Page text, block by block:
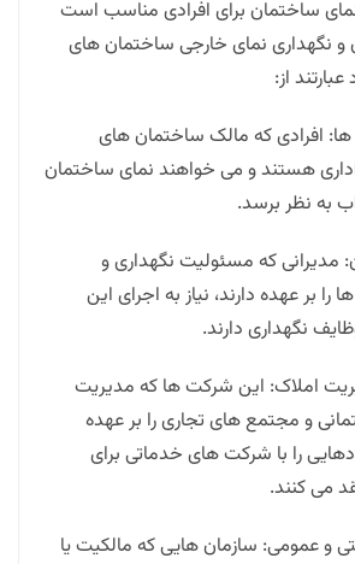
ساختمان برای افرادی مناسب است
و نگهداری نمای خارجی ساختمان های
از:
ها: افرادی که مالک ساختمان های
هستند و می خواهند نمای ساختمان
به نظر برسد.
مدیرانی که مسئولیت نگهداری و
بر عهده دارند، نیاز به اجرای این
نگهداری دارند.
املاک: این شرکت ها که مدیریت
و مجتمع های تجاری را بر عهده
را با شرکت های خدماتی برای
می کنند.
و عمومی: سازمان هایی که مالکیت یا